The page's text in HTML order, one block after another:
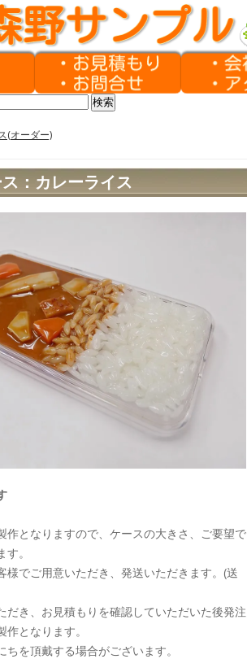
(オーダー)
：カレーライス
作となりますので、ケースの大きさ、ご要望で
。
でご用意いただき、発送いただきます。(送
だき、お見積もりを確認していただいた後発注
となります。
ちを頂戴する場合がございます。